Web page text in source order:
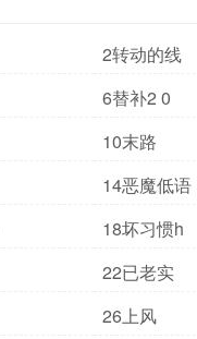
2转动的线
6替补2 0
10末路
14恶魔低语
18坏习惯h
22已老实
26上风